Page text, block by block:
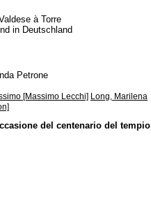
à Torre
in Deutschland
Petrone
[Massimo Lecchi] Long, Marilena
del centenario del tempio